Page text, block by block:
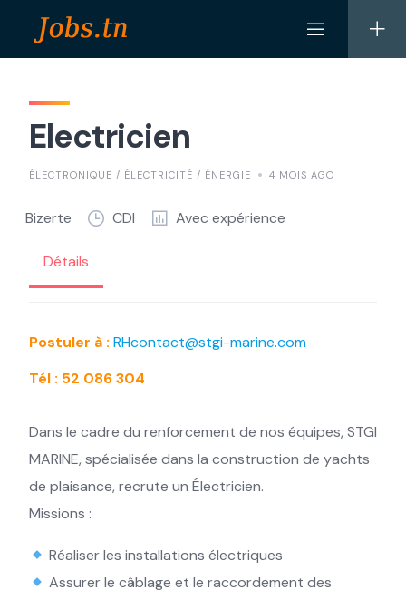
Electricien
ÉLECTRONIQUE / ÉLECTRICITÉ / ÉNERGIE 4 MOIS AGO
Bizerte CDI Avec expérience
Détails
Postuler à : RHcontact@stgi-marine.com
Tél : 52 086 304
Dans le cadre du renforcement de nos équipes, STGI
MARINE, spécialisée dans la construction de yachts
de plaisance, recrute un Électricien.
Missions :
Réaliser les installations électriques
Assurer le câblage et le raccordement des